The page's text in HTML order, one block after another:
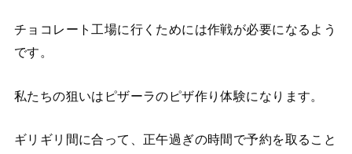
チョコレート工場に行くためには作戦が必要になるよう
です。
私たちの狙いはピザーラのピザ作り体験になります。
ギリギリ間に合って、正午過ぎの時間で予約を取ること